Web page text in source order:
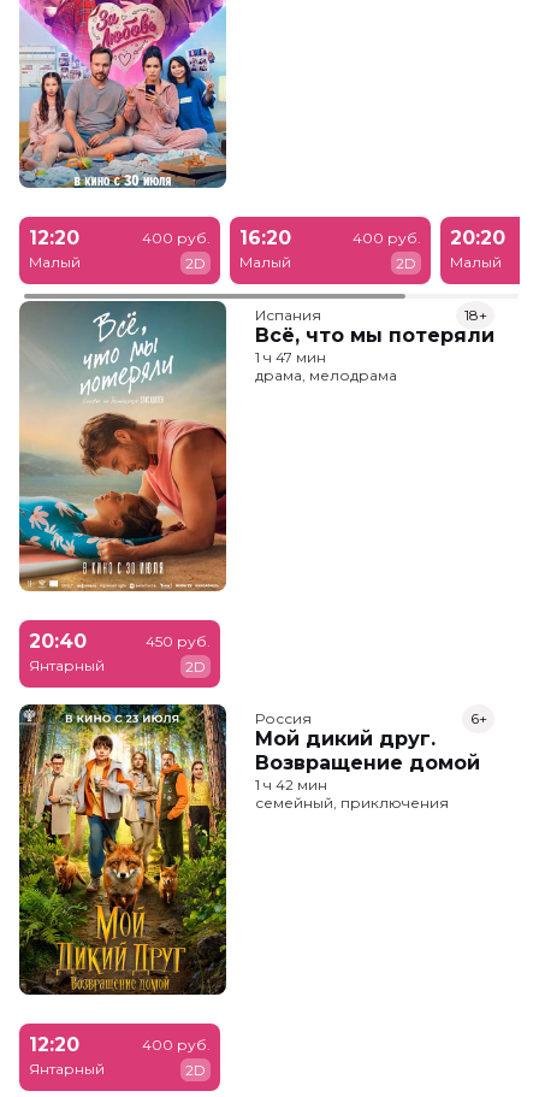
12:20
Малый
400 руб.
2D
16:20
Малый
400 руб.
2D
20:20
Малый
Испания
Всё, что мы потеряли
18+
1 ч 47 мин
драма, мелодрама
20:40
Янтарный
450 руб.
2D
Россия
Мой дикий друг.
Возвращение домой
6+
1 ч 42 мин
семейный, приключения
12:20
Янтарный
400 руб.
2D